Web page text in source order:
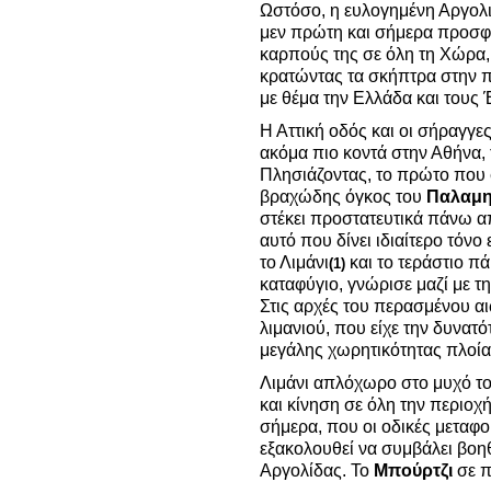
Ωστόσο, η ευλογημένη
μεν πρώτη και σήμερα
καρπούς της σε όλη τη Χώρα,
κρατώντας τα σκήπτρα στην
με θέμα την Ελλάδα και τους
Η Αττική οδός και οι
ακόμα πιο κοντά στην
Πλησιάζοντας, το πρώτο που
βραχώδης όγκος του
στέκει προστατευτικά πάνω
αυτό που δίνει ιδιαίτερο
το Λιμάνι(1) και το τεράστιο
καταφύγιο, γνώρισε μαζί με
Στις αρχές του περασμένου
λιμανιού, που είχε την
μεγάλης χωρητικότητας
Λιμάνι απλόχωρο στο μυχό
και κίνηση σε όλη την
σήμερα, που οι οδικές
εξακολουθεί να συμβάλει
Αργολίδας. Το Μπούρτζι σε